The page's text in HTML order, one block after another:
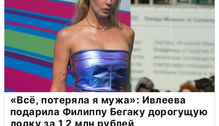
«Всё, потеряла я мужа»: Ивлеева
подарила Филиппу Бегаку дорогущую
лодку за 1,2 млн рублей